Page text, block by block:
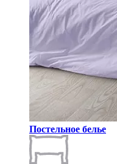
Постельное белье